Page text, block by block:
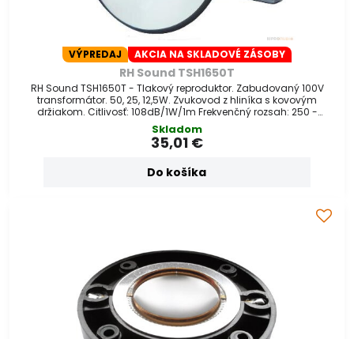
VÝPREDAJ AKCIA NA SKLADOVÉ ZÁSOBY
RH Sound TSH1650T
RH Sound TSH1650T - Tlakový reproduktor. Zabudovaný 100V
transformátor. 50, 25, 12,5W. Zvukovod z hliníka s kovovým
držiakom. Citlivosť: 108dB/1W/1m Frekvenčný rozsah: 250 -
7000Hz Rozmery: o400x340mm
Skladom
35,01 €
Do košíka